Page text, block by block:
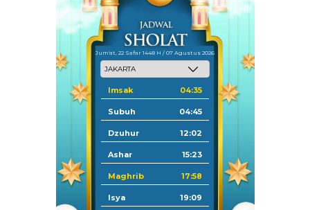
Jum'at, 22 Safar 1448 H / 07 Agustus 2026
Imsak 04:35
Subuh 04:45
Dzuhur 12:02
Ashar 15:23
Maghrib 17:58
Isya 19:09